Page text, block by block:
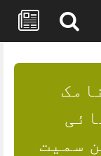
خواتین سمیت